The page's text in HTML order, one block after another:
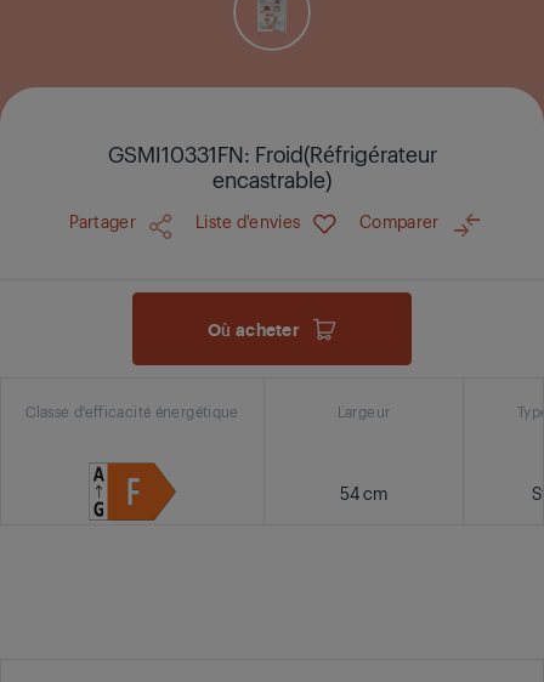
GSMI10331FN: Froid(Réfrigérateur
encastrable)
Partager Liste d'envies Comparer
Où acheter
Classe d'efficacité énergétique Largeur
54 cm